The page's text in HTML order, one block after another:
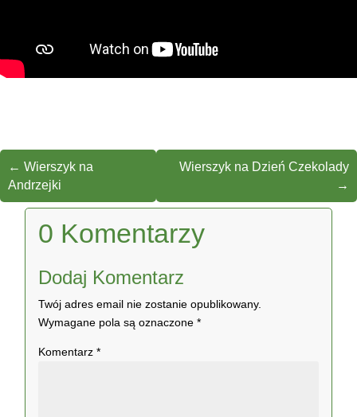
← Wierszyk na
Andrzejki
Wierszyk na Dzień Czekolady
→
0 Komentarzy
Dodaj Komentarz
Twój adres email nie zostanie opublikowany.
Wymagane pola są oznaczone*
Komentarz*